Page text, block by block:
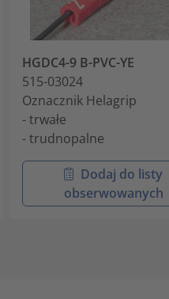
HGDC4-9 B-PVC-YE
515-03024
Oznacznik Helagrip
- trwałe
- trudnopalne
Dodaj do listy
obserwowanych